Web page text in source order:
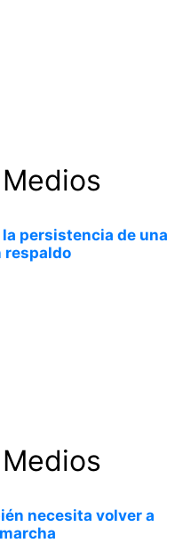
la persistencia de una
respaldo
necesita volver a